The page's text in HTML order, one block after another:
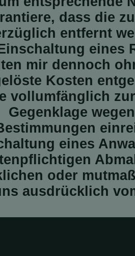
dass die
entfernt
eines
mir dennoch
Kosten
vollumfänglich
Gegenklage
eines
oder
ausdrücklich